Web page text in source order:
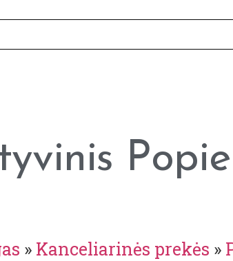
» Kanceliarinės prekės »